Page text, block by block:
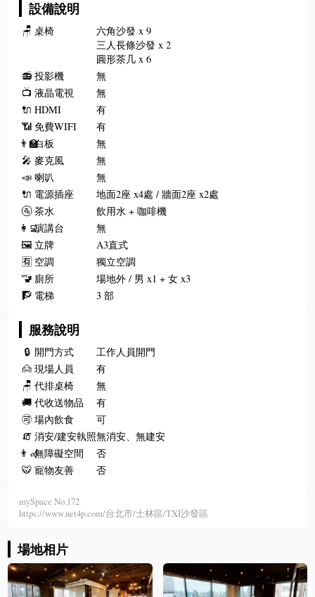
設備說明
🪑 桌椅
六角沙發 x 9
三人長條沙發 x 2
圓形茶几 x 6
📻 投影機
無
📺 液晶電視
無
🔌 HDMI
有
📶 免費WIFI
有
👨‍🏫白板
無
🎤 麥克風
無
📣 喇叭
無
🔌 電源插座
地面2座 x4處 / 牆面2座 x2處
🚰 茶水
飲用水 + 咖啡機
👩‍💻演講台
無
🖼️ 立牌
A3直式
🈶 空調
獨立空調
🚾 廁所
場地外 / 男 x1 + 女 x3
🧗 電梯 3 部
服務說明
🔒 開門方式
工作人員開門
🙍 現場人員
有
🪑 代排桌椅
無
🚚 代收送物品
有
🉑 場內飲食
可
🧯 消安/建安執照無消安、無建安
👨‍🦽無障礙空間
否
🐯 寵物友善 否
mySpace No.172
https://www.net4p.com/台北市/士林區/TXI沙發區
場地相片